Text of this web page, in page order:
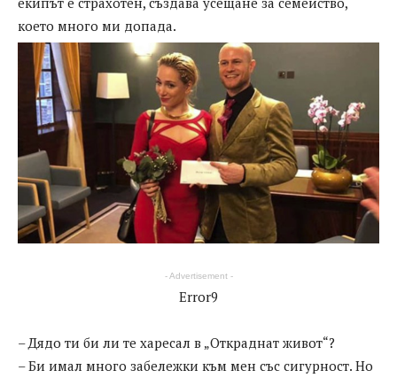
което много ми допада.
- Advertisement -
Error9
– Дядо ти би ли те харесал в „Откраднат живот“?
– Би имал много забележки към мен със сигурност. Но